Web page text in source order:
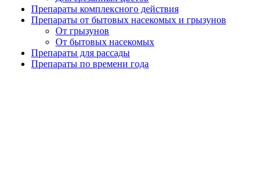
Препараты комплексного действия
Препараты от бытовых насекомых и грызунов
От грызунов
От бытовых насекомых
Препараты для рассады
Препараты по времени года